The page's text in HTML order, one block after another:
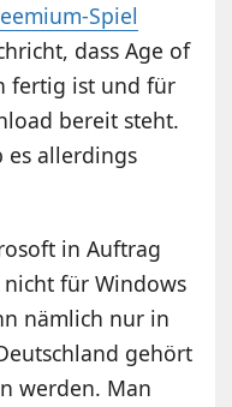
Spiel
dass Age of
fertig ist und für
bereit steht.
es allerdings
in Auftrag
für Windows
nämlich nur in
gehört
werden. Man